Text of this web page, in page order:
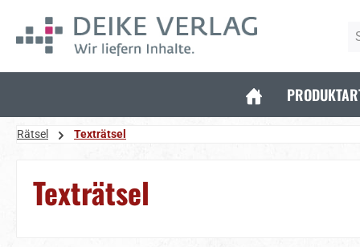
Hauptinhalt springen
Zur Suche springen
Zur Hauptnavigation springen
Rätsel Texträtsel
Texträtsel